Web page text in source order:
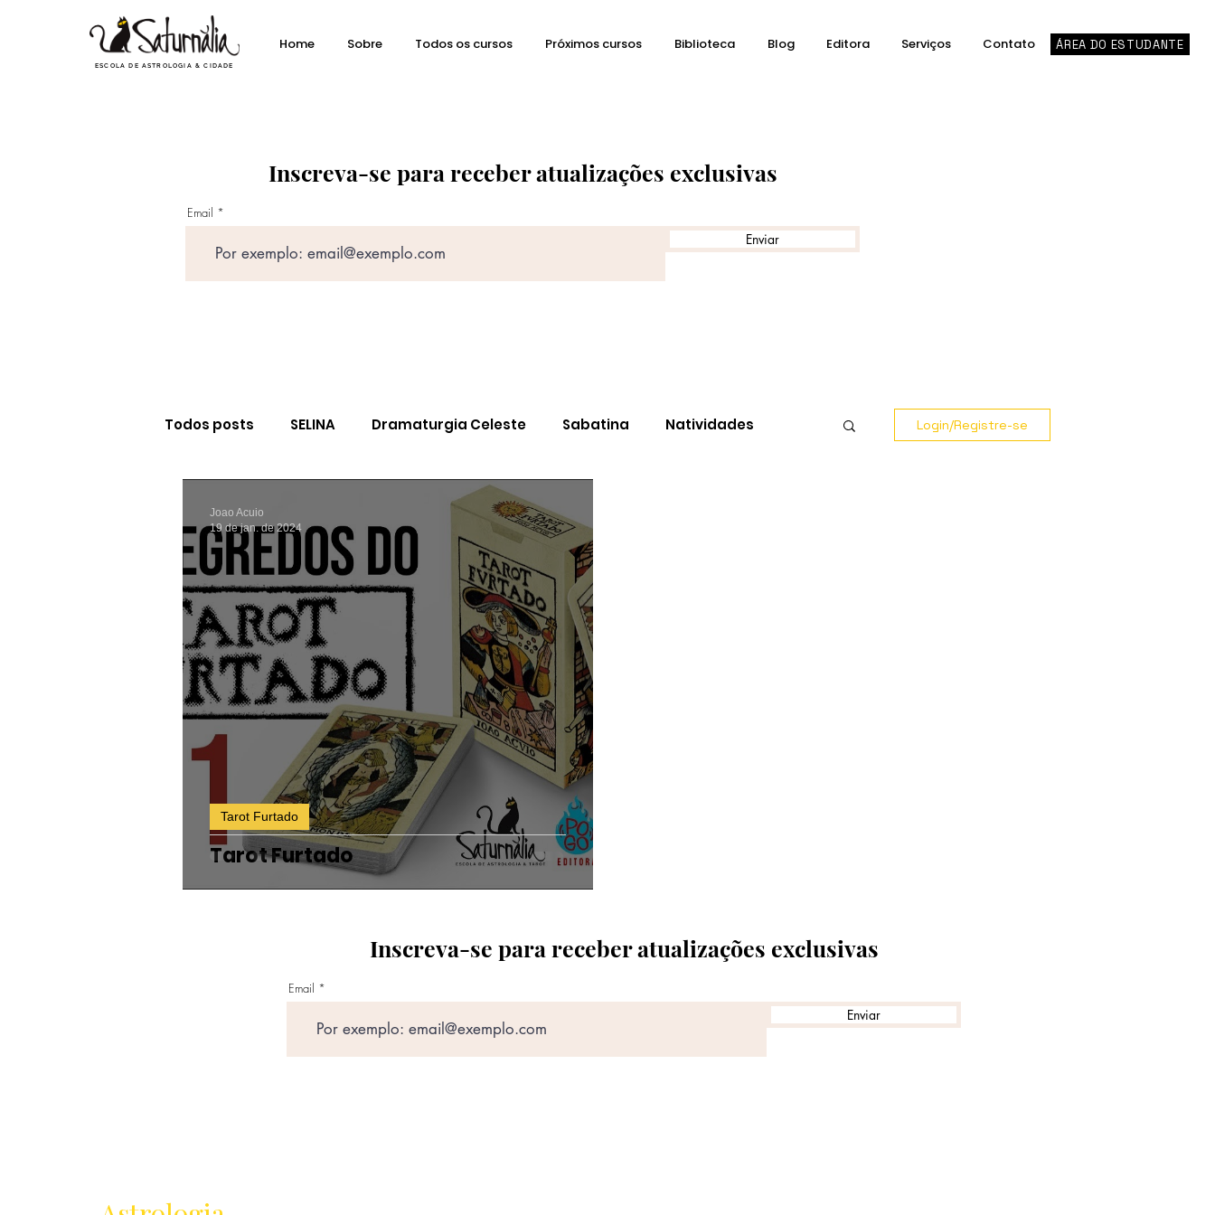
Home Sobre Todos os cursos Próximos cursos Biblioteca Blog Editora Serviços Contato ÁREA DO ESTUDANTE
ESCOLA DE ASTROLOGIA & CIDADE
Inscreva-se para receber atualizações exclusivas
Email
Enviar
Todos posts SELINA Dramaturgia Celeste Sabatina Natividades
Curso de Formação
Astrologuês Cinema Céu Horária AstroToons
Glossário Traduções Programacao Tarot Furtado
A Astrologia do Livro Efemerides Gramática Expositiva do Céu
Newsletter do João
Login/Registre-se
Tarot Furtado
Tarot Furtado
Joao Acuio
19 de jan. de 2024
Inscreva-se para receber atualizações exclusivas
Email
Enviar